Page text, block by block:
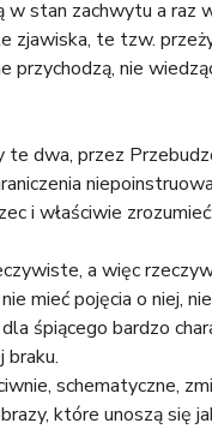
w stan zachwytu a raz
zjawiska, te tzw.
przychodzą, nie
te dwa, przez
i właściwie zrozumieć:
a więc
mieć pojęcia o niej,
śpiącego bardzo
braku.
schematyczne,
które unoszą się